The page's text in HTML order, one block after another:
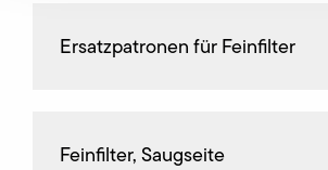
Ersatzpatronen für Feinfilter
Feinfilter, Saugseite